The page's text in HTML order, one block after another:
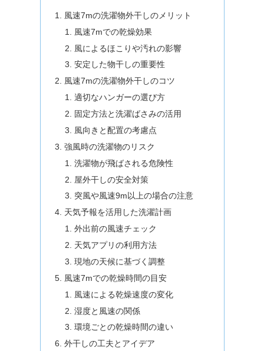
風速7mの洗濯物外干しのメリット
風速7mでの乾燥効果
風によるほこりや汚れの影響
安定した物干しの重要性
風速7mの洗濯物外干しのコツ
適切なハンガーの選び方
固定方法と洗濯ばさみの活用
風向きと配置の考慮点
強風時の洗濯物のリスク
洗濯物が飛ばされる危険性
屋外干しの安全対策
突風や風速9m以上の場合の注意
天気予報を活用した洗濯計画
外出前の風速チェック
天気アプリの利用方法
現地の天候に基づく調整
風速7mでの乾燥時間の目安
風速による乾燥速度の変化
湿度と風速の関係
環境ごとの乾燥時間の違い
外干しの工夫とアイデア